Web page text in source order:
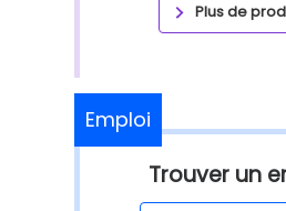
Plus de
Emploi
Trouver un